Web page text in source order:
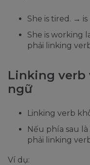
She is tired. →
She is working
phải linking
Linking verb
ngữ
Linking verb
Nếu phía sau
phải linking
Ví dụ: